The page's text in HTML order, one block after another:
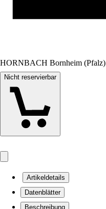
HORNBACH Bornheim (Pfalz)
Nicht reservierbar
Artikeldetails
Datenblätter
Beschreibung